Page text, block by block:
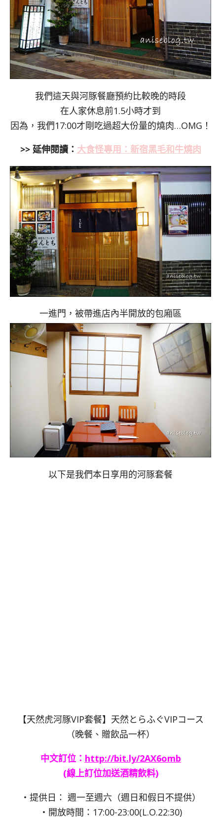
我們這天與河豚餐廳預約比較晚的時段
在人家休息前1.5小時才到
因為，我們17:00才剛吃過超大份量的燒肉…OMG！
>> 延伸閱讀： 大食怪專用：新宿黑毛和牛燒肉
一進門，被帶進店內半開放的包廂區
以下是我們本日享用的河豚套餐
【天然虎河豚VIP套餐】天然とらふぐVIPコース
（晚餐、贈飲品一杯）
中文訂位： http://bit.ly/2AX6omb
(線上訂位加送酒精飲料)
・提供日： 週一至週六（週日和假日不提供）
・開放時間：17:00-23:00(L.O.22:30)